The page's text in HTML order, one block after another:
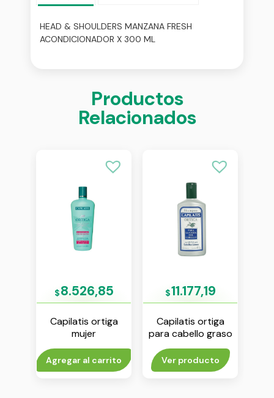
HEAD & SHOULDERS MANZANA FRESH
ACONDICIONADOR X 300 ML
Productos
Relacionados
$8.526,85
Capilatis ortiga
mujer
acondicionador x
350 ml
Agregar al carrito
$11.177,19
Capilatis ortiga
para cabello graso
shampoo x 410 ml
Ver producto